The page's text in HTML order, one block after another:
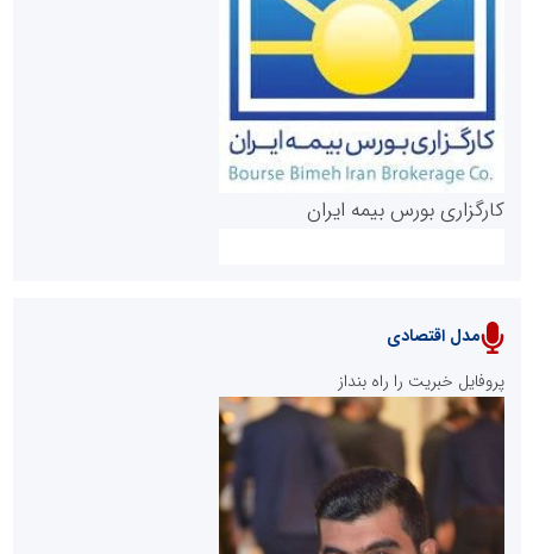
روابط عمومی خبرگزاری گزارش خبر
پایگاه خبری نهضت ملی مسکن
کارگزاری بورس بیمه ایران
سازمان بورس و اوراق بهادار
مدل اقتصادی
پروفایل خبریت را راه بنداز